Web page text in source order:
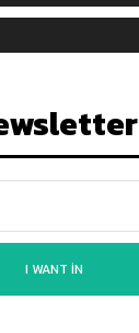
I WANT IN